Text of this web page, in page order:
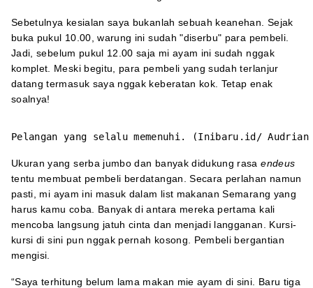
Sebetulnya kesialan saya bukanlah sebuah keanehan. Sejak
buka pukul 10.00, warung ini sudah "diserbu" para pembeli.
Jadi, sebelum pukul 12.00 saja mi ayam ini sudah nggak
komplet. Meski begitu, para pembeli yang sudah terlanjur
datang termasuk saya nggak keberatan kok. Tetap enak
soalnya!
Pelangan yang selalu memenuhi. (Inibaru.id/ Audrian
Ukuran yang serba jumbo dan banyak didukung rasaendeus
tentu membuat pembeli berdatangan. Secara perlahan namun
pasti, mi ayam ini masuk dalam list makanan Semarang yang
harus kamu coba. Banyak di antara mereka pertama kali
mencoba langsung jatuh cinta dan menjadi langganan. Kursi-
kursi di sini pun nggak pernah kosong. Pembeli bergantian
mengisi.
“Saya terhitung belum lama makan mie ayam di sini. Baru tiga